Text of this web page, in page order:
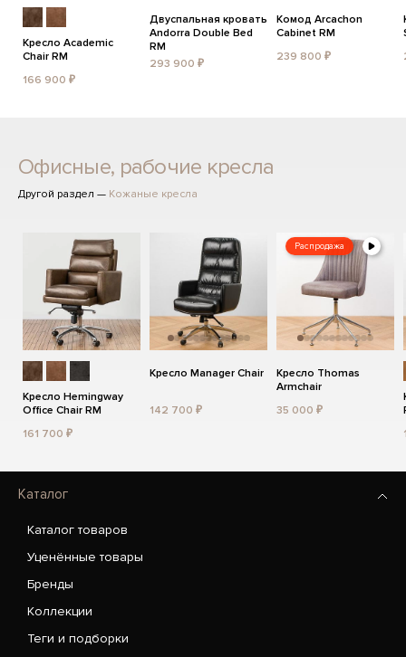
Кресло Academic
Chair RM
166 900 ₽
Двуспальная кровать
Andorra Double Bed
RM
293 900 ₽
Комод Arcachon
Cabinet RM
239 800 ₽
Офисные, рабочие кресла
Другой раздел — Кожаные кресла
Кресло Hemingway
Office Chair RM
161 700 ₽
Кресло Manager Chair
142 700 ₽
Распродажа
Кресло Thomas
Armchair
35 000 ₽
Каталог
Каталог товаров
Уценённые товары
Бренды
Коллекции
Теги и подборки